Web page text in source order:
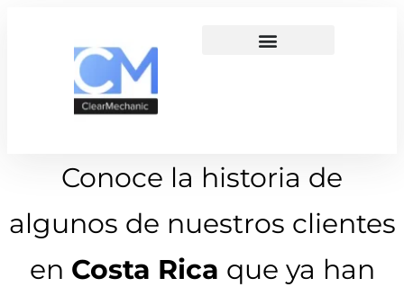
Conoce la historia de
algunos de nuestros clientes
en Costa Rica que ya han